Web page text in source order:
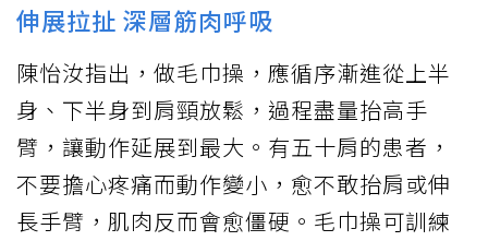
伸展拉扯 深層筋肉呼吸
陳怡汝指出，做毛巾操，應循序漸進從上半
身、下半身到肩頸放鬆，過程盡量抬高手
臂，讓動作延展到最大。有五十肩的患者，
不要擔心疼痛而動作變小，愈不敢抬肩或伸
長手臂，肌肉反而會愈僵硬。毛巾操可訓練